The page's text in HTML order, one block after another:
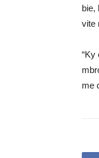
bie,
vite
“Ky
me